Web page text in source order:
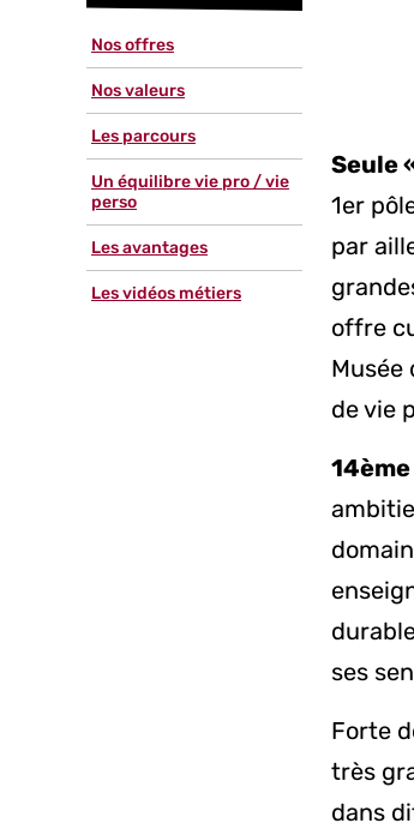
Nos offres
Nos valeurs
Les parcours
Un équilibre vie pro / vie
perso
Les avantages
Les vidéos métiers
Seule
1er
par
offre
Musée
de vie
ses
Forte
très
dans